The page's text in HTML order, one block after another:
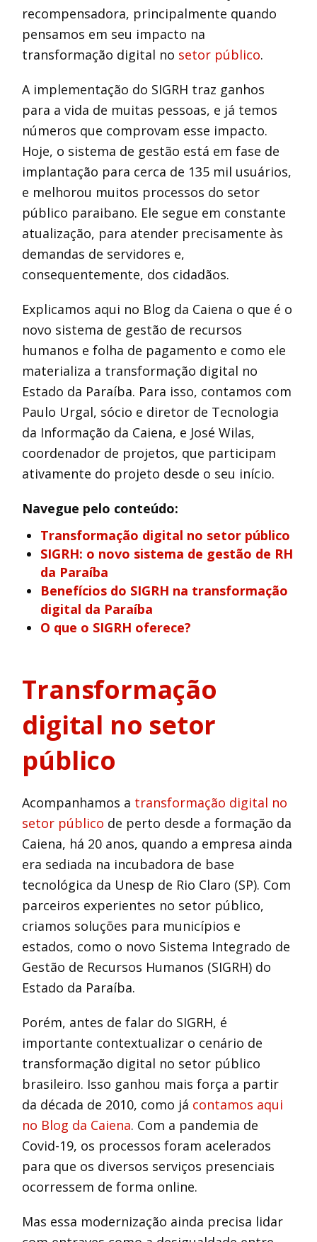
recompensadora, principalmente quando
pensamos em seu impacto na
transformação digital no setor público.
A implementação do SIGRH traz ganhos
para a vida de muitas pessoas, e já temos
números que comprovam esse impacto.
Hoje, o sistema de gestão está em fase de
implantação para cerca de 135 mil usuários,
e melhorou muitos processos do setor
público paraibano. Ele segue em constante
atualização, para atender precisamente às
demandas de servidores e,
consequentemente, dos cidadãos.
Explicamos aqui no Blog da Caiena o que é o
novo sistema de gestão de recursos
humanos e folha de pagamento e como ele
materializa a transformação digital no
Estado da Paraíba. Para isso, contamos com
Paulo Urgal, sócio e diretor de Tecnologia
da Informação da Caiena, e José Wilas,
coordenador de projetos, que participam
ativamente do projeto desde o seu início.
Navegue pelo conteúdo:
Transformação digital no setor público
SIGRH: o novo sistema de gestão de RH
da Paraíba
Benefícios do SIGRH na transformação
digital da Paraíba
O que o SIGRH oferece?
Transformação
digital no setor
público
Acompanhamos a transformação digital no
setor público de perto desde a formação da
Caiena, há 20 anos, quando a empresa ainda
era sediada na incubadora de base
tecnológica da Unesp de Rio Claro (SP). Com
parceiros experientes no setor público,
criamos soluções para municípios e
estados, como o novo Sistema Integrado de
Gestão de Recursos Humanos (SIGRH) do
Estado da Paraíba.
Porém, antes de falar do SIGRH, é
importante contextualizar o cenário de
transformação digital no setor público
brasileiro. Isso ganhou mais força a partir
da década de 2010, como já contamos aqui
no Blog da Caiena. Com a pandemia de
Covid-19, os processos foram acelerados
para que os diversos serviços presenciais
ocorressem de forma online.
Mas essa modernização ainda precisa lidar